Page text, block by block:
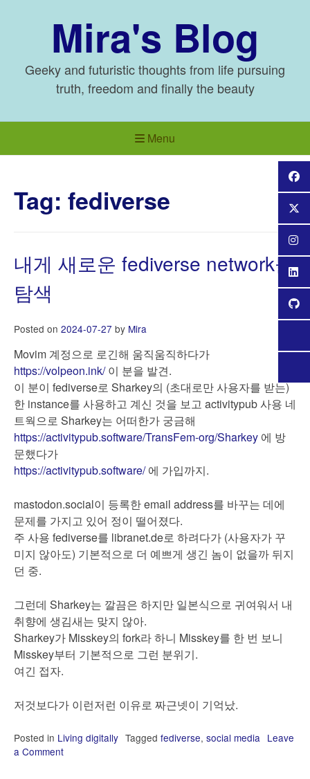
Mira's Blog
Geeky and futuristic thoughts from life pursuing
truth, freedom and finally the beauty
Menu
Tag: fediverse
내게 새로운 fediverse network들
탐색
Posted on 2024-07-27 by Mira
Movim 계정으로 로긴해 움직움직하다가
https://volpeon.ink/이 분을 발견.
이 분이 fediverse로 Sharkey의 (초대로만 사용자를 받는)
한 instance를 사용하고 계신 것을 보고 activitypub 사용 네
트웍으로 Sharkey는 어떠한가 궁금해
https://activitypub.software/TransFem-org/Sharkey 에 방
문했다가
https://activitypub.software/에 가입까지.
mastodon.social이 등록한 email address를 바꾸는 데에
문제를 가지고 있어 정이 떨어졌다.
주 사용 fediverse를 libranet.de로 하려다가 (사용자가 꾸
미지 않아도) 기본적으로 더 예쁘게 생긴 놈이 없을까 뒤지
던 중.
그런데 Sharkey는 깔끔은 하지만 일본식으로 귀여워서 내
취향에 생김새는 맞지 않아.
Sharkey가 Misskey의 fork라 하니 Misskey를 한 번 보니
Misskey부터 기본적으로 그런 분위기.
여긴 접자.
저것보다가 이런저런 이유로 짜근넷이 기억났.
Posted in Living digitally Tagged fediverse, social media Leave
a Comment